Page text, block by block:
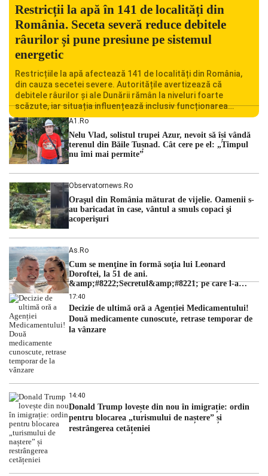
Restricții la apă în 141 de localități din
România. Seceta severă reduce debitele
râurilor și pune presiune pe sistemul
energetic
Restricțiile la apă afectează 141 de localități din România,
din cauza secetei severe. Autoritățile avertizează că
debitele râurilor și ale Dunării rămân la niveluri foarte
scăzute, iar situația influențează inclusiv funcționarea
Centralei Nucleare de la Cernavodă. România se confruntă
cu una dintre cele mai dificile perioade din punct de vedere
hidrologic din ultimii ani. Lipsa […]
A1.ro
Nelu Vlad, solistul trupei Azur, nevoit să își vândă
terenul din Băile Tușnad. Cât cere pe el: „Timpul
nu îmi mai permite”
Observatornews.ro
Oraşul din România măturat de vijelie. Oamenii s-
au baricadat în case, vântul a smuls copaci şi
acoperişuri
As.ro
Cum se menţine în formă soţia lui Leonard
Doroftei, la 51 de ani.
&amp;#8222;Secretul&amp;#8221; pe care l-a
dezvăluit
17:40
Decizie de ultimă oră a Agenției Medicamentului!
Două medicamente cunoscute, retrase temporar de
la vânzare
14:40
Donald Trump lovește din nou în imigrație: ordin
pentru blocarea „turismului de naștere” și
restrângerea cetățeniei